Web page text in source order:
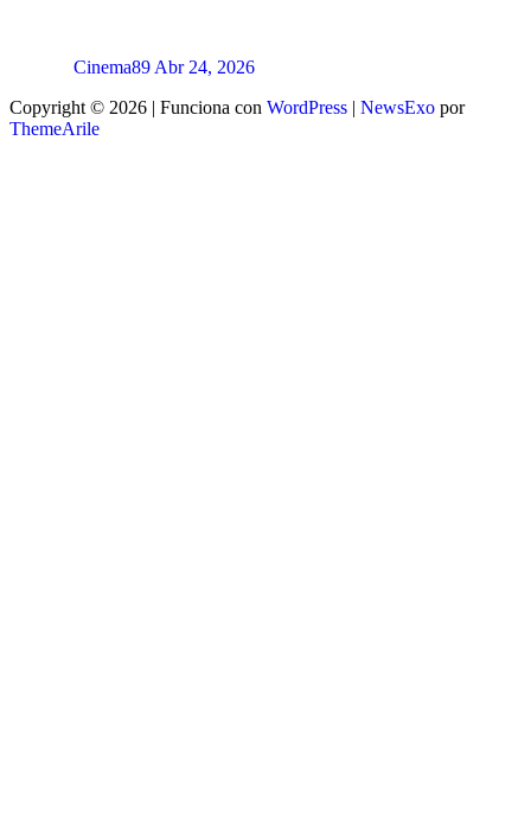
Cinema89 Abr 24, 2026
Copyright © 2026 | Funciona con WordPress | NewsExo por
ThemeArile